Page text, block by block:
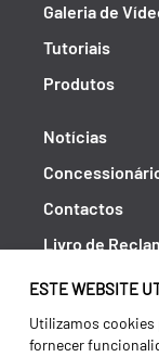
ESTE WEBSITE
Utilizamos cookies
fornecer
Galeria de
Tutoriais
Produtos
Notícias
Contactos
Livro de
Política de
Canal de
Termos e